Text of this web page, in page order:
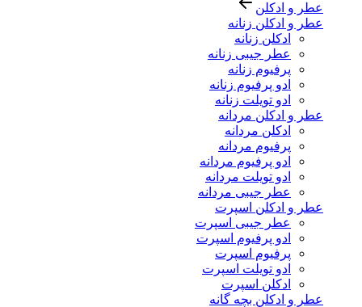
عطر و ادکلن
عطر و ادکلن زنانه
ادکلن زنانه
عطر جیبی زنانه
پرفیوم زنانه
ادو پرفیوم زنانه
ادو تویلت زنانه
عطر و ادکلن مردانه
ادکلن مردانه
پرفیوم مردانه
ادو پرفیوم مردانه
ادو تویلت مردانه
عطر جیبی مردانه
عطر و ادکلن اسپرت
عطر جیبی اسپرت
ادو پرفیوم اسپرت
پرفیوم اسپرت
ادو تویلت اسپرت
ادکلن اسپرت
عطر و ادکلن بچه گانه